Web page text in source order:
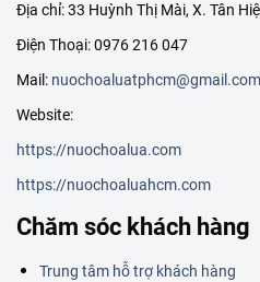
Địa chỉ: 33 Huỳnh Thị Mài, X. Tân
Điện Thoại: 0976 216 047
Mail: nuochoaluatphcm@gmail.com
Website:
https://nuochoalua.com
https://nuochoaluahcm.com
Chăm sóc khách hàng
Trung tâm hỗ trợ khách hàng